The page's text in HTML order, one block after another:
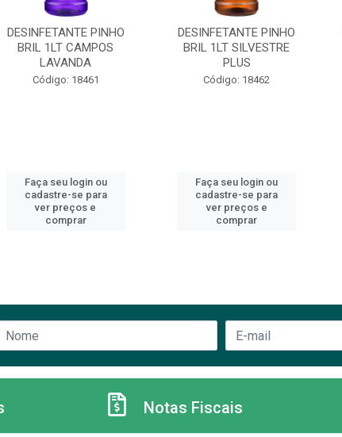
DESINFETANTE PINHO
BRIL 1LT CAMPOS
LAVANDA
Código: 18461
Faça seu login ou
cadastre-se para
ver preços e
comprar
DESINFETANTE PINHO
BRIL 1LT SILVESTRE
PLUS
Código: 18462
Faça seu login ou
cadastre-se para
ver preços e
comprar
Notas Fiscais